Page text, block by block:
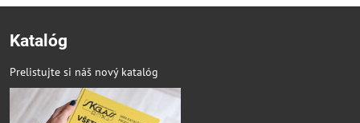
Katalóg
Prelistujte si náš nový katalóg